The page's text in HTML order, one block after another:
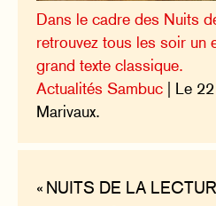
Dans le cadre des Nuits
retrouvez tous les soir un
grand texte classique.
Actualités Sambuc | Le
Marivaux.
« NUITS DE LA